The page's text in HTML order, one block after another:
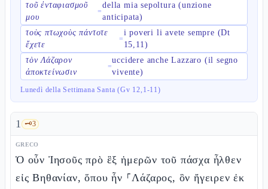
τοῦ ἐνταφιασμοῦ
μου
=
della mia sepoltura (unzione
anticipata)
τοὺς πτωχοὺς πάντοτε
ἔχετε
=
i poveri li avete sempre (Dt
15,11)
τὸν Λάζαρον
ἀποκτείνωσιν
=
uccidere anche Lazzaro (il segno
vivente)
Lunedì della Settimana Santa (Gv 12,1-11)
1 🗝️3
GRECO
Ὁ οὖν Ἰησοῦς πρὸ ἓξ ἡμερῶν τοῦ πάσχα ἦλθεν
εἰς Βηθανίαν, ὅπου ἦν ⸀Λάζαρος, ὃν ἤγειρεν ἐκ